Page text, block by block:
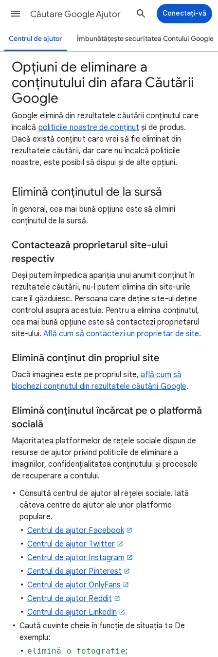
Căutare Google Ajutor Conectați-vă
Centrul de ajutor Îmbunătățește securitatea Contului Google
Opțiuni de eliminare a
conținutului din afara Căutării
Google
Google elimină din rezultatele căutării conținutul care
încalcă politicile noastre de conținut și de produs.
Dacă există conținut care vrei să fie eliminat din
rezultatele căutării, dar care nu încalcă politicile
noastre, este posibil să dispui și de alte opțiuni.
Elimină conținutul de la sursă
În general, cea mai bună opțiune este să elimini
conținutul de la sursă.
Contactează proprietarul site-ului
respectiv
Deși putem împiedica apariția unui anumit conținut în
rezultatele căutării, nu-l putem elimina din site-urile
care îl găzduiesc. Persoana care deține site-ul deține
controlul asupra acestuia. Pentru a elimina conținutul,
cea mai bună opțiune este să contactezi proprietarul
site-ului. Află cum să contactezi un proprietar de site.
Elimină conținut din propriul site
Dacă imaginea este pe propriul site, află cum să
blochezi conținutul din rezultatele căutării Google.
Elimină conținutul încărcat pe o platformă
socială
Majoritatea platformelor de rețele sociale dispun de
resurse de ajutor privind politicile de eliminare a
imaginilor, confidențialitatea conținutului și procesele
de recuperare a contului.
Consultă centrul de ajutor al rețelei sociale. Iată
câteva centre de ajutor ale unor platforme
populare.
Centrul de ajutor Facebook
Centrul de ajutor Twitter
Centrul de ajutor Instagram
Centrul de ajutor Pinterest
Centrul de ajutor OnlyFans
Centrul de ajutor Reddit
Centrul de ajutor LinkedIn
Caută cuvinte cheie în funcție de situația ta De
exemplu:
elimină o fotografie;